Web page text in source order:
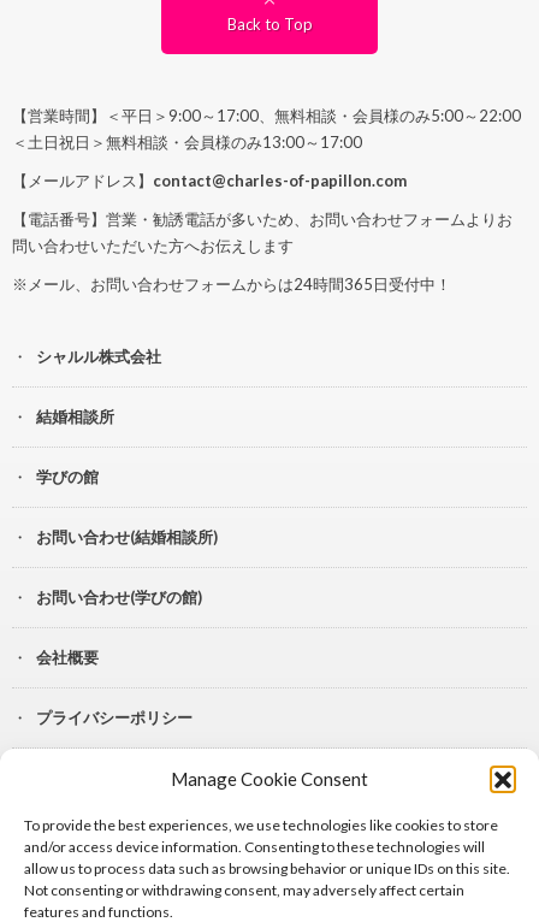
Manage Cookie Consent
To provide the best experiences, we use technologies like cookies to store
and/or access device information. Consenting to these technologies will
allow us to process data such as browsing behavior or unique IDs on this site.
Not consenting or withdrawing consent, may adversely affect certain
features and functions.
Back to Top
【営業時間】＜平日＞9:00～17:00、無料相談・会員様のみ5:00～22:00
＜土日祝日＞無料相談・会員様のみ13:00～17:00
【メールアドレス】 contact@charles-of-papillon.com
【電話番号】営業・勧誘電話が多いため、お問い合わせフォームよりお
問い合わせいただいた方へお伝えします
※メール、お問い合わせフォームからは24時間365日受付中！
シャルル株式会社
結婚相談所
学びの館
お問い合わせ(結婚相談所)
お問い合わせ(学びの館)
会社概要
プライバシーポリシー
Lit.Link